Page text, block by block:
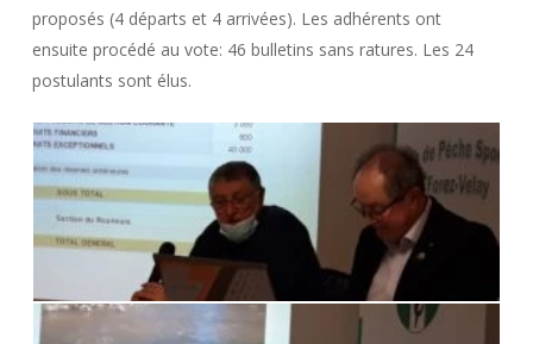
proposés (4 départs et 4 arrivées). Les adhérents ont
ensuite procédé au vote: 46 bulletins sans ratures. Les 24
postulants sont élus.